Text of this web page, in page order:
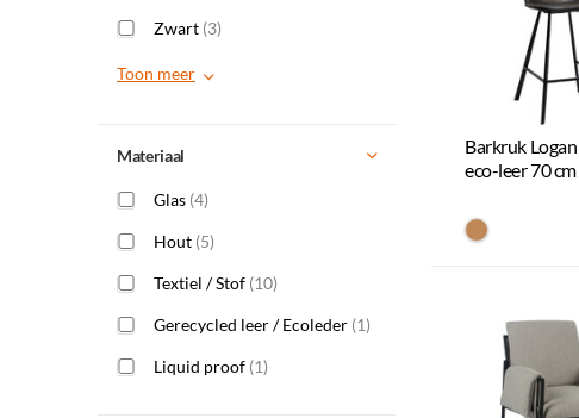
Barkruk
eco-leer 70 cm
#be8957
Zwart (3)
Toon meer
Materiaal
Glas (4)
Hout (5)
Textiel / Stof (10)
Gerecycled leer / Ecoleder (1)
Liquid proof (1)